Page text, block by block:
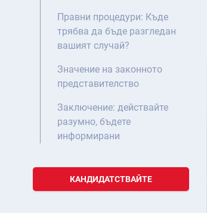
Правни процедури: Къде
трябва да бъде разгледан
вашият случай?
Значение на законното
представителство
Заключение: действайте
разумно, бъдете
информирани
КАНДИДАТСТВАЙТЕ